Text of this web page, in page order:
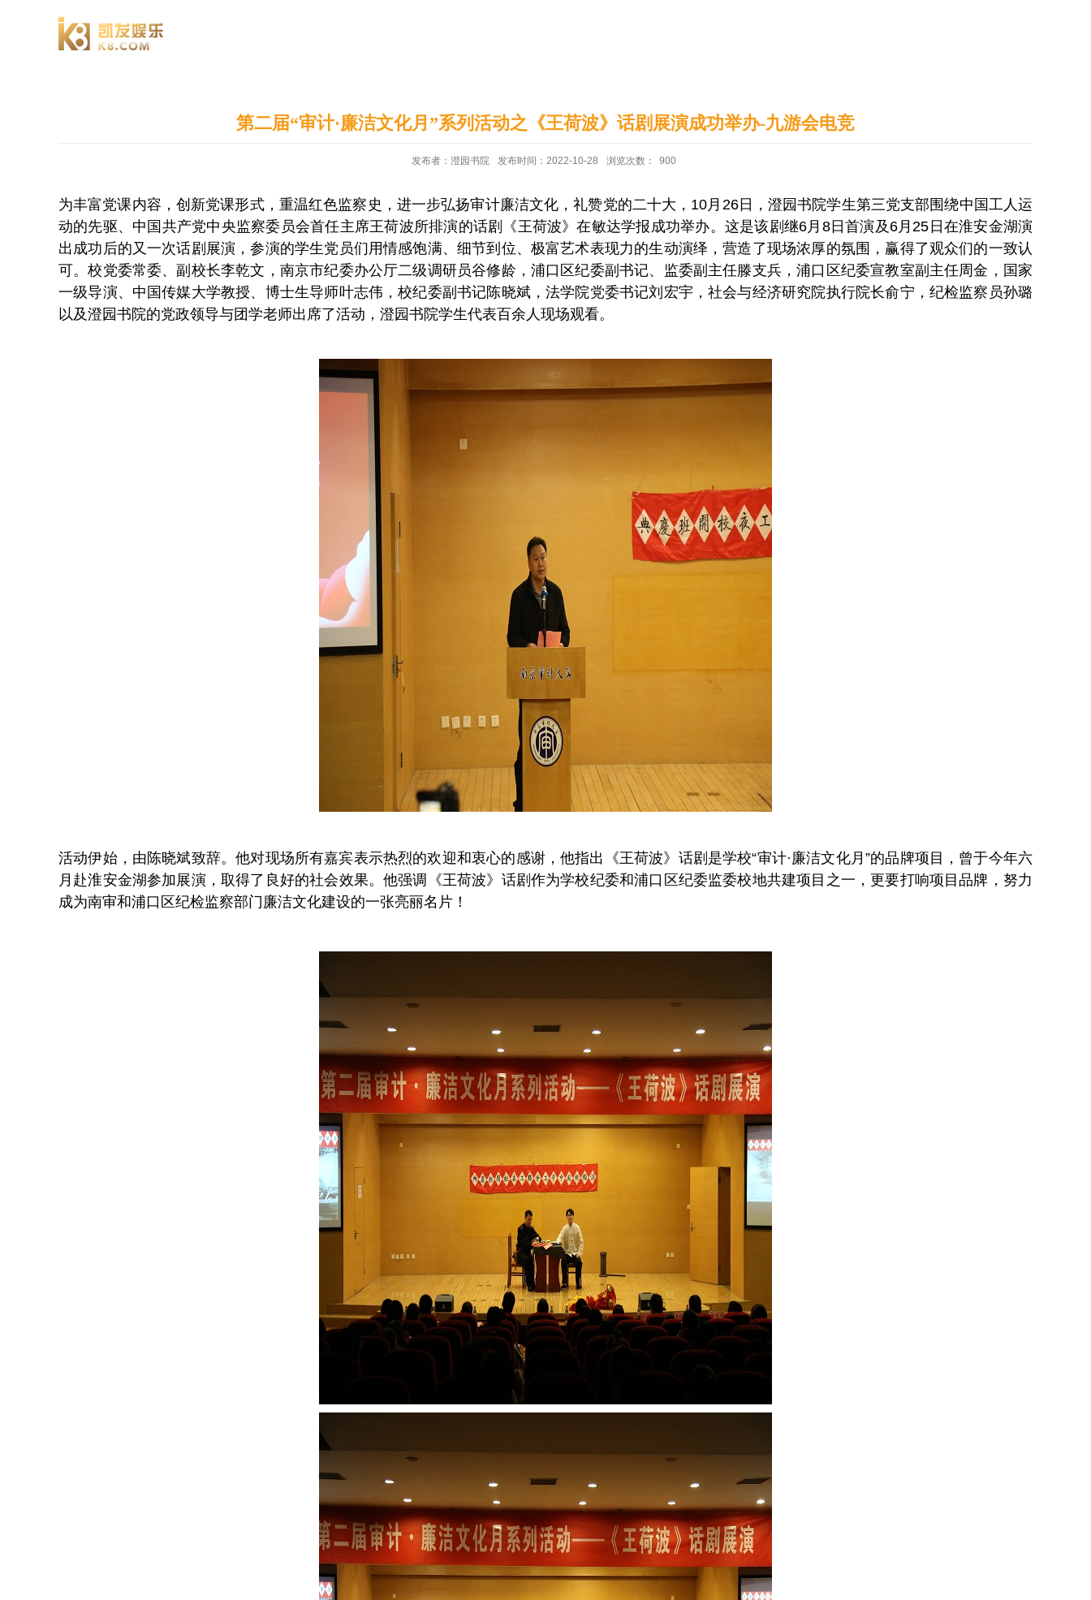
第二届“审计·廉洁文化月”系列活动之《王荷波》话剧展演成功举办-九游会电竞
发布者：澄园书院 发布时间：2022-10-28 浏览次数： 900
为丰富党课内容，创新党课形式，重温红色监察史，进一步弘扬审计廉洁文化，礼赞党的二十大，10月26日，澄园书院学生第三党支部围绕中国工人运
动的先驱、中国共产党中央监察委员会首任主席王荷波所排演的话剧《王荷波》在敏达学报成功举办。这是该剧继6月8日首演及6月25日在淮安金湖演
出成功后的又一次话剧展演，参演的学生党员们用情感饱满、细节到位、极富艺术表现力的生动演绎，营造了现场浓厚的氛围，赢得了观众们的一致认
可。校党委常委、副校长李乾文，南京市纪委办公厅二级调研员谷修龄，浦口区纪委副书记、监委副主任滕支兵，浦口区纪委宣教室副主任周金，国家
一级导演、中国传媒大学教授、博士生导师叶志伟，校纪委副书记陈晓斌，法学院党委书记刘宏宇，社会与经济研究院执行院长俞宁，纪检监察员孙璐
以及澄园书院的党政领导与团学老师出席了活动，澄园书院学生代表百余人现场观看。
活动伊始，由陈晓斌致辞。他对现场所有嘉宾表示热烈的欢迎和衷心的感谢，他指出《王荷波》话剧是学校“审计·廉洁文化月”的品牌项目，曾于今年六
月赴淮安金湖参加展演，取得了良好的社会效果。他强调《王荷波》话剧作为学校纪委和浦口区纪委监委校地共建项目之一，更要打响项目品牌，努力
成为南审和浦口区纪检监察部门廉洁文化建设的一张亮丽名片！